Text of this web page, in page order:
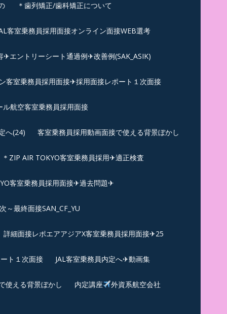
＊歯列矯正/歯科矯正について
客室乗務員採用面接オンライン面接WEB選考
エントリーシート通過例✈改善例(SAK_ASIK)
客室乗務員採用面接✈採用面接レポート１次面接
航空客室乗務員採用面接
へ(24) 客室乗務員採用動画面接で使える背景ぼかし
＊ZIP AIR TOKYO客室乗務員採用✈適正検査
客室乗務員採用面接✈過去問題✈︎
～最終面接SAN_CF_YU
詳細面接レポエアアジアX客室乗務員採用面接✈25
ト１次面接 JAL客室乗務員内定へ✈動画集
使える背景ぼかし 内定講座 外資系航空会社